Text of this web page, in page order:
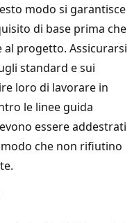
modo si garantisce
di base prima che
progetto. Assicurarsi
standard e sui
loro di lavorare in
le linee guida
essere addestrati
che non rifiutino